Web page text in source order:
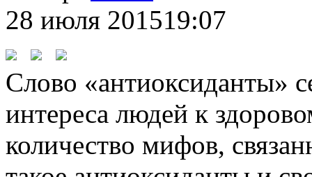
28 июля 201519:07
Слово «антиоксиданты»
интереса людей к
количество мифов,